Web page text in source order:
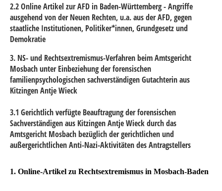
2.2 Online Artikel zur AFD in Baden-Württemberg - Angriffe
ausgehend von der Neuen Rechten, u.a. aus der AFD, gegen
staatliche Institutionen, Politiker*innen, Grundgesetz und
Demokratie
3. NS- und Rechtsextremismus-Verfahren beim Amtsgericht
Mosbach unter Einbeziehung der forensischen
familienpsychologischen sachverständigen Gutachterin aus
Kitzingen Antje Wieck
3.1 Gerichtlich verfügte Beauftragung der forensischen
Sachverständigen aus Kitzingen Antje Wieck durch das
Amtsgericht Mosbach bezüglich der gerichtlichen und
außergerichtlichen Anti-Nazi-Aktivitäten des Antragstellers
1. Online-Artikel zu Rechtsextremismus in Mosbach-Baden